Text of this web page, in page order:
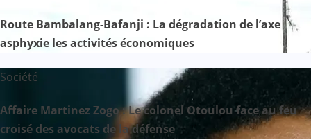
Route Bambalang-Bafanji : La dégradation de l’axe
asphyxie les activités économiques
Société
Affaire Martinez Zogo : Le colonel Otoulou face au feu
croisé des avocats de la défense